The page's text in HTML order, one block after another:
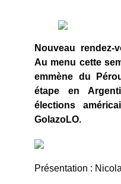
Nouveau
Au menu cette
emmène du
étape en
élections
GolazoLO.
Présentation :